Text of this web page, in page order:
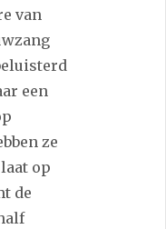
van
een
ze
op
de